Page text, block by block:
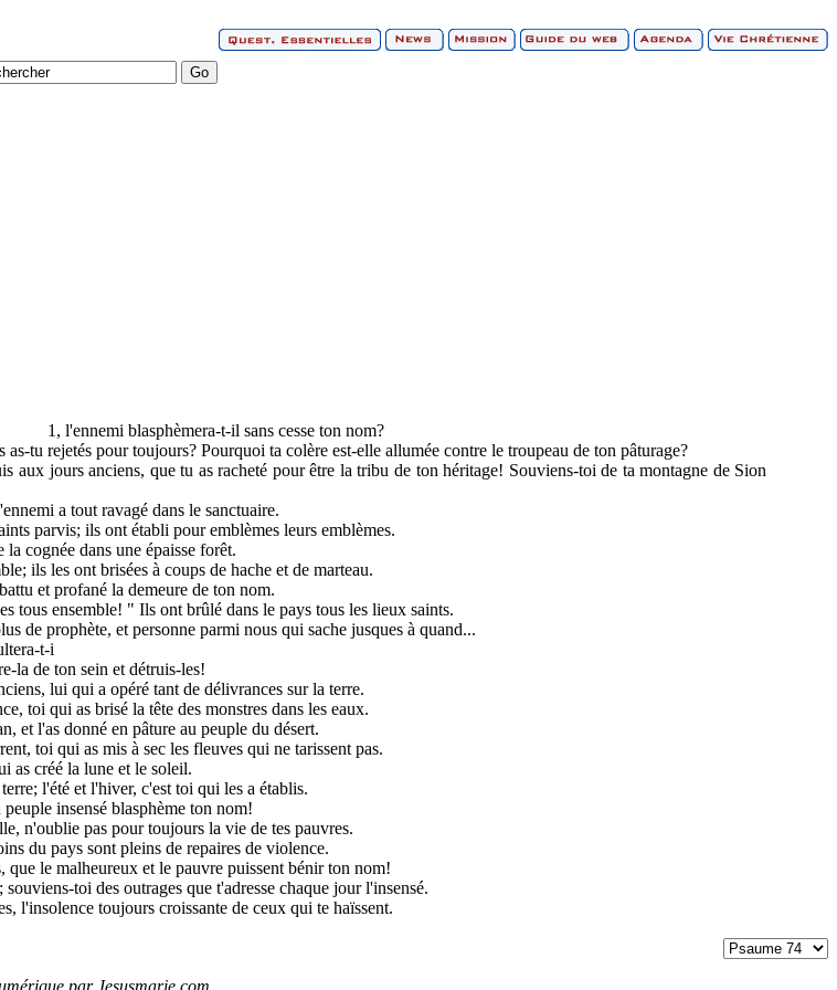
1, l'ennemi blasphèmera-t-il sans cesse ton nom?
tu rejetés pour toujours? Pourquoi ta colère est-elle allumée contre le troupeau de ton pâturage?
aux jours anciens, que tu as racheté pour être la tribu de ton héritage! Souviens-toi de ta montagne de Sion
a tout ravagé dans le sanctuaire.
parvis; ils ont établi pour emblèmes leurs emblèmes.
cognée dans une épaisse forêt.
ils les ont brisées à coups de hache et de marteau.
et profané la demeure de ton nom.
tous ensemble! " Ils ont brûlé dans le pays tous les lieux saints.
de prophète, et personne parmi nous qui sache jusques à quand...
t-i
la de ton sein et détruis-les!
lui qui a opéré tant de délivrances sur la terre.
toi qui as brisé la tête des monstres dans les eaux.
et l'as donné en pâture au peuple du désert.
toi qui as mis à sec les fleuves qui ne tarissent pas.
as créé la lune et le soleil.
l'été et l'hiver, c'est toi qui les a établis.
insensé blasphème ton nom!
n'oublie pas pour toujours la vie de tes pauvres.
du pays sont pleins de repaires de violence.
que le malheureux et le pauvre puissent bénir ton nom!
toi des outrages que t'adresse chaque jour l'insensé.
l'insolence toujours croissante de ceux qui te haïssent.
par Jesusmarie.com